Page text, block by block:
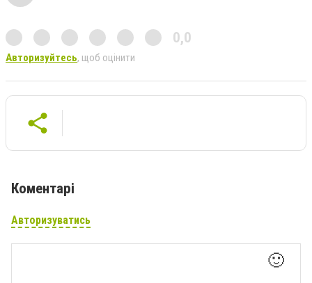
0,0
Авторизуйтесь, щоб оцінити
Коментарі
Авторизуватись
🙂